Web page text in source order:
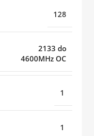
128
2133 do
4600MHz OC
1
1